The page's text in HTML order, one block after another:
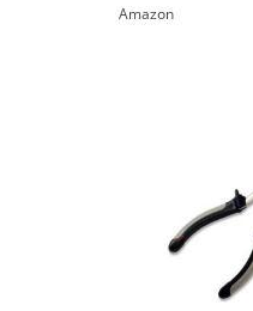
Amazon